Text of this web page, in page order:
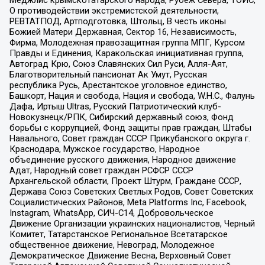
О противодействии экстремистской деятельности,
РЕВТАТПОД, Артподготовка, Штольц, В честь иконы
Божией Матери Державная, Сектор 16, Независимость,
Фирма, Молодежная правозащитная группа МПГ, Курсом
Правды и Единения, Каракольская инициативная группа,
Автоград Крю, Союз Славянских Сил Руси, Алля-Аят,
Благотворительный пансионат Ак Умут, Русская
республика Русь, Арестантское уголовное единство,
Башкорт, Нация и свобода, Нация и свобода, W.H.С., Фалунь
Дафа, Иртыш Ultras, Русский Патриотический клуб-
Новокузнецк/РПК, Сибирский державный союз, Фонд
борьбы с коррупцией, Фонд защиты прав граждан, Штабы
Навального, Совет граждан СССР Прикубанского округа г.
Краснодара, Мужское государство, Народное
объединение русского движения, Народное движение
Адат, Народный совет граждан РСФСР СССР
Архангельской области, Проект Штурм, Граждане СССР,
Держава Союз Советских Светлых Родов, Совет Советских
Социалистических Районов, Meta Platforms Inc, Facebook,
Instagram, WhatsApp, СИЧ-С14, Добровольческое
Движение Организации украинских националистов, Черный
Комитет, Татарстанское Региональное Всетатарское
общественное движение, Невоград, Молодежное
Демократическое Движение Весна, Верховный Совет